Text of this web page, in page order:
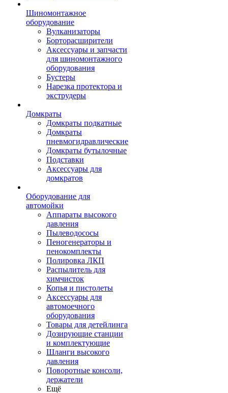
Шиномонтажное
оборудование
Вулканизаторы
Борторасширители
Аксессуары и запчасти
для шиномонтажного
оборудования
Бустеры
Нарезка протектора и
экструдеры
Домкраты
Домкраты подкатные
Домкраты
пневмогидравлические
Домкраты бутылочные
Подставки
Аксессуары для
домкратов
Оборудование для
автомойки
Аппараты высокого
давления
Пылеводососы
Пеногенераторы и
пенокомплекты
Полировка ЛКП
Распылитель для
химчисток
Копья и пистолеты
Аксессуары для
автомоечного
оборудования
Товары для детейлинга
Дозирующие станции
и комплектующие
Шланги высокого
давления
Поворотные консоли,
держатели
Ещё